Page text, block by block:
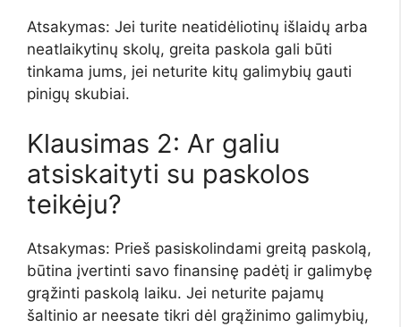
Atsakymas: Jei turite neatidėliotinų išlaidų arba
neatlaikytinų skolų, greita paskola gali būti
tinkama jums, jei neturite kitų galimybių gauti
pinigų skubiai.
Klausimas 2: Ar galiu
atsiskaityti su paskolos
teikėju?
Atsakymas: Prieš pasiskolindami greitą paskolą,
būtina įvertinti savo finansinę padėtį ir galimybę
grąžinti paskolą laiku. Jei neturite pajamų
šaltinio ar neesate tikri dėl grąžinimo galimybių,